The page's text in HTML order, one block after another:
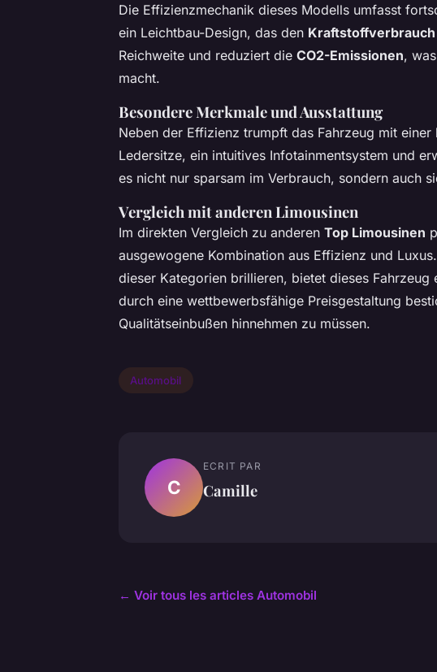
Die Effizienzmechanik dieses Modells umfasst
ein Leichtbau-Design, das den Kraftstoffverbrauch
Reichweite und reduziert die CO2-Emissionen,
macht.
Besondere Merkmale und Ausstattung
Neben der Effizienz trumpft das Fahrzeug mit
Ledersitze, ein intuitives Infotainmentsystem und
es nicht nur sparsam im Verbrauch, sondern auch
Vergleich mit anderen Limousinen
Im direkten Vergleich zu anderen Top Limousinen
ausgewogene Kombination aus Effizienz und
dieser Kategorien brillieren, bietet dieses Fahrzeug
durch eine wettbewerbsfähige Preisgestaltung
Qualitätseinbußen hinnehmen zu müssen.
Automobil
C
ECRIT PAR
Camille
← Voir tous les articles Automobil